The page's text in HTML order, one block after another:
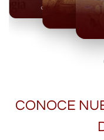
Olmecas
CONOCE